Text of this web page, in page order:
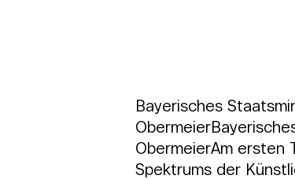
Bayerisches
ObermeierAm ersten
Spektrums der